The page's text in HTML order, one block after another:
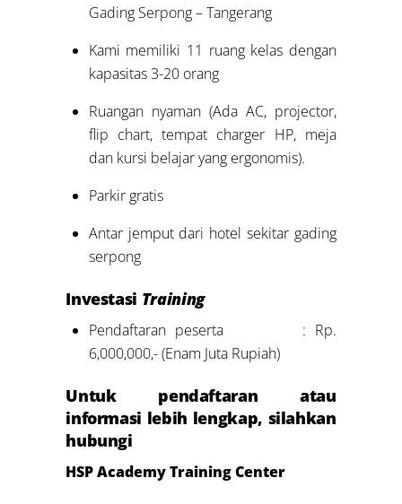
Gading Serpong – Tangerang
Kami memiliki 11 ruang kelas dengan
kapasitas 3-20 orang
Ruangan nyaman (Ada AC, projector,
flip chart, tempat charger HP, meja
dan kursi belajar yang ergonomis).
Parkir gratis
Antar jemput dari hotel sekitar gading
serpong
Investasi Training
Pendaftaran peserta : Rp.
6,000,000,- (Enam Juta Rupiah)
Untuk pendaftaran atau
informasi lebih lengkap, silahkan
hubungi
HSP Academy Training Center